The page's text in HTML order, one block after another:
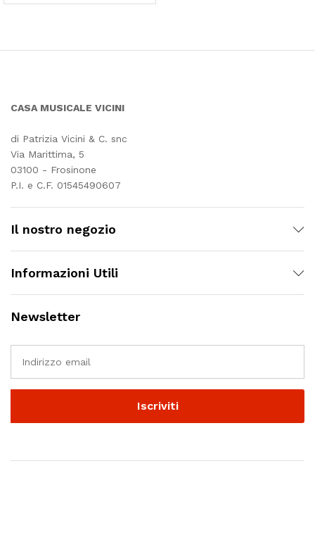
CASA MUSICALE VICINI
di Patrizia Vicini & C. snc
Via Marittima, 5
03100 - Frosinone
P.I. e C.F. 01545490607
Il nostro negozio
Informazioni Utili
Newsletter